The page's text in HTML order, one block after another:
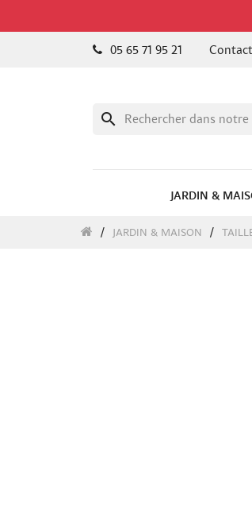
05 65 71 95 21
search
JARDIN &
JARDIN & MAISON